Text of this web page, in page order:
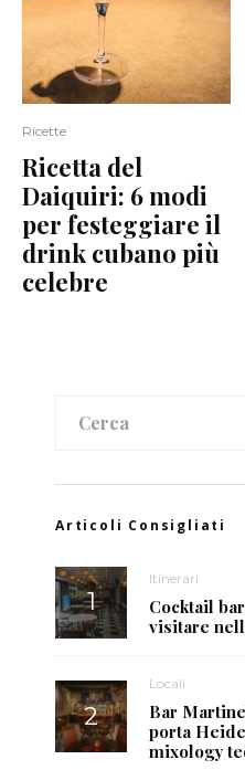
Ricette
Ricetta del
Daiquiri: 6 modi
per festeggiare il
drink cubano più
celebre
Articoli Consigliati
Itinerari
Cocktail
visitare
Locali
Bar
porta
mixology